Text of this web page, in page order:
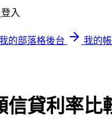
登入
的部落格後台
我的
信貸利率比